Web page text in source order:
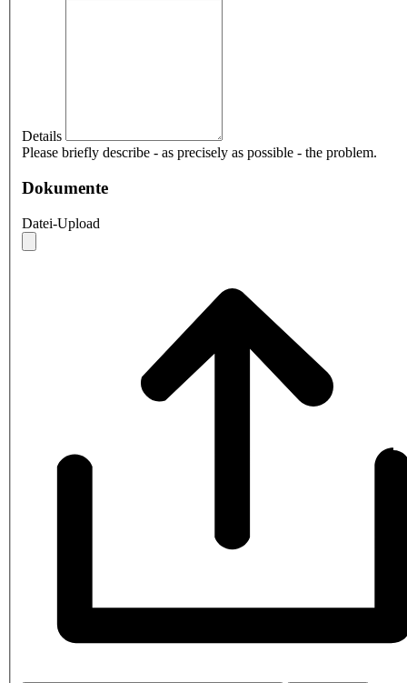
Details
Please briefly describe - as precisely as possible - the problem.
Dokumente
Datei-Upload